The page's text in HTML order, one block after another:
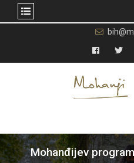
content
Mohanđijev